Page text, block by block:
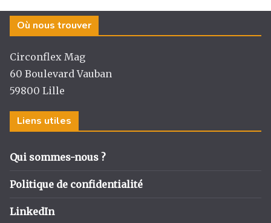
Où nous trouver
Circonflex Mag
60 Boulevard Vauban
59800 Lille
Liens utiles
Qui sommes-nous ?
Politique de confidentialité
LinkedIn